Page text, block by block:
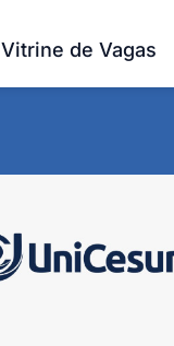
Vitrine de Vagas